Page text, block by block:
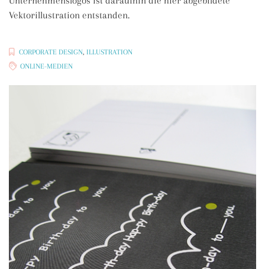
Vektorillustration entstanden.
CORPORATE DESIGN, ILLUSTRATION
ONLINE-MEDIEN